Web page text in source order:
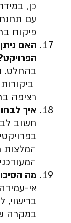
כן,
עם תחנת
פיקוח
האם
הפרויקט
בהחלט.
רציפה
איך
חשוב
המלצות
מה
אי-
ברישוי,
במקרה